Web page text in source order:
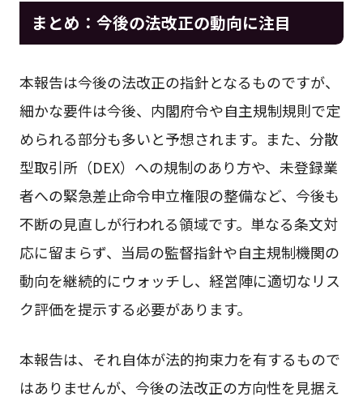
まとめ：今後の法改正の動向に注目
本報告は今後の法改正の指針となるものですが、
細かな要件は今後、内閣府令や自主規制規則で定
められる部分も多いと予想されます。また、分散
型取引所（DEX）への規制のあり方や、未登録業
者への緊急差止命令申立権限の整備など、今後も
不断の見直しが行われる領域です。単なる条文対
応に留まらず、当局の監督指針や自主規制機関の
動向を継続的にウォッチし、経営陣に適切なリス
ク評価を提示する必要があります。
本報告は、それ自体が法的拘束力を有するもので
はありませんが、今後の法改正の方向性を見据え